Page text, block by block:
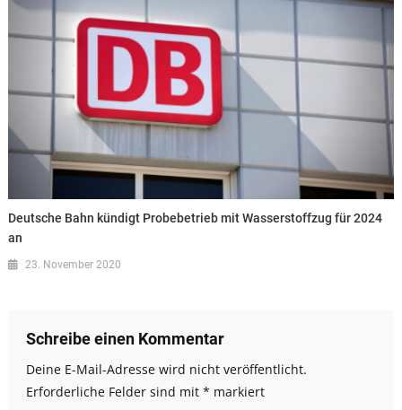
Deutsche Bahn kündigt Probebetrieb mit Wasserstoffzug für 2024
an
23. November 2020
Schreibe einen Kommentar
Deine E-Mail-Adresse wird nicht veröffentlicht.
Erforderliche Felder sind mit * markiert